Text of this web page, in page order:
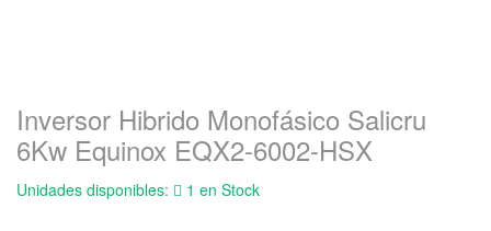
Inversor Hibrido Monofásico Salicru
6Kw Equinox EQX2-6002-HSX
Unidades disponibles: 1 en Stock